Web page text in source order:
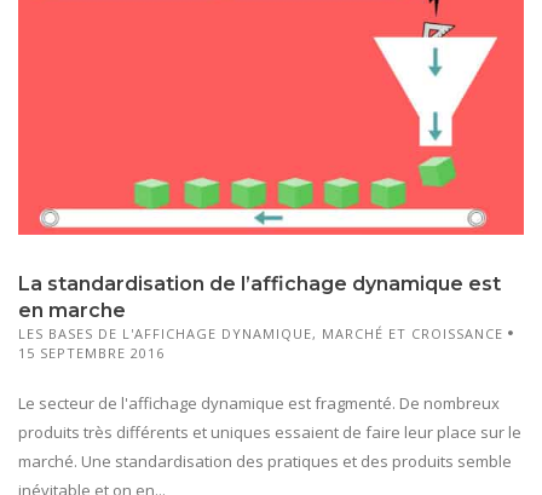
La standardisation de l’affichage dynamique est
en marche
LES BASES DE L'AFFICHAGE DYNAMIQUE, MARCHÉ ET CROISSANCE
15 SEPTEMBRE 2016
Le secteur de l'affichage dynamique est fragmenté. De nombreux
produits très différents et uniques essaient de faire leur place sur le
marché. Une standardisation des pratiques et des produits semble
inévitable et on en...